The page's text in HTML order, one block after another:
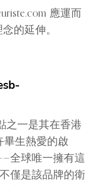
應運而
的延伸。
之一是其在香港
畢生熱愛的啟
全球唯一擁有這
僅是該品牌的衛